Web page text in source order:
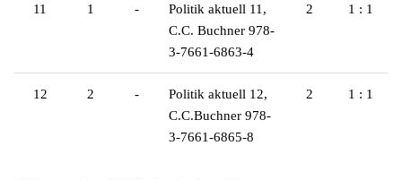
11 1 -
Politik aktuell 11,
C.C. Buchner 978-
3-7661-6863-4
2 1 : 1
12 2 -
Politik aktuell 12,
C.C.Buchner 978-
3-7661-6865-8
2 1 : 1